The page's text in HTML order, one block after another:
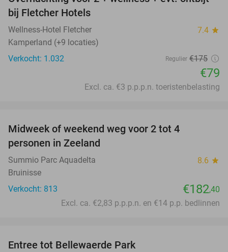
bij Fletcher Hotels
Wellness-Hotel Fletcher 7.4 star
Kamperland (+9 locaties)
Verkocht: 1.032
Regulier €175
€79
Excl. ca. €3 p.p.p.n. toeristenbelasting
Midweek of weekend weg voor 2 tot 4
personen in Zeeland
Summio Parc Aquadelta 8.6 star
Bruinisse
Verkocht: 813
€182,40
Excl. ca. €2,83 p.p.p.n. en €14 p.p. bedlinnen
Entree tot Bellewaerde Park